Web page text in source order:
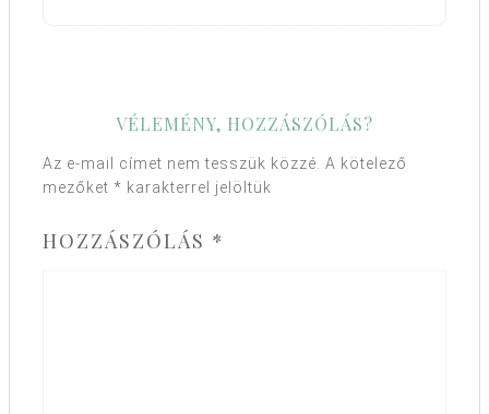
VÉLEMÉNY, HOZZÁSZÓLÁS?
Az e-mail címet nem tesszük közzé. A kötelező
mezőket * karakterrel jelöltük
HOZZÁSZÓLÁS *